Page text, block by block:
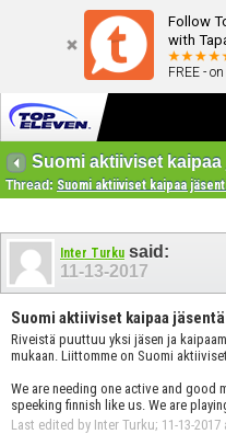
Follow
with
FREE -
Suomi aktiiviset kaipaa
Thread: Suomi aktiiviset kaipaa
Inter Turku said:
11-13-2017
Suomi aktiiviset kaipaa jäsentä
Riveistä puuttuu yksi jäsen ja
mukaan. Liittomme on Suomi
We are needing one active and good
speeking finnish like us. We are
Last edited by Inter Turku; 11-13-2017